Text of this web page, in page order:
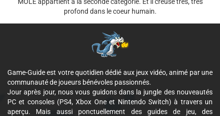
profond dans le coeur humain.
Game-Guide est votre quotidien dédié aux jeux vidéo, animé par une
communauté de joueurs bénévoles passionnés.
Jour après jour, nous vous guidons dans la jungle des nouveautés
PC et consoles (PS4, Xbox One et Nintendo Switch) à travers un
aperçu. Mais aussi ponctuellement des guides de jeu, des